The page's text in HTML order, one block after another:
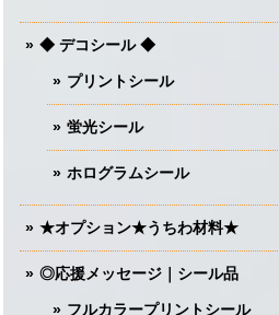
◆ デコシール ◆
プリントシール
蛍光シール
ホログラムシール
★オプション★うちわ材料★
◎応援メッセージ｜シール品
フルカラープリントシール